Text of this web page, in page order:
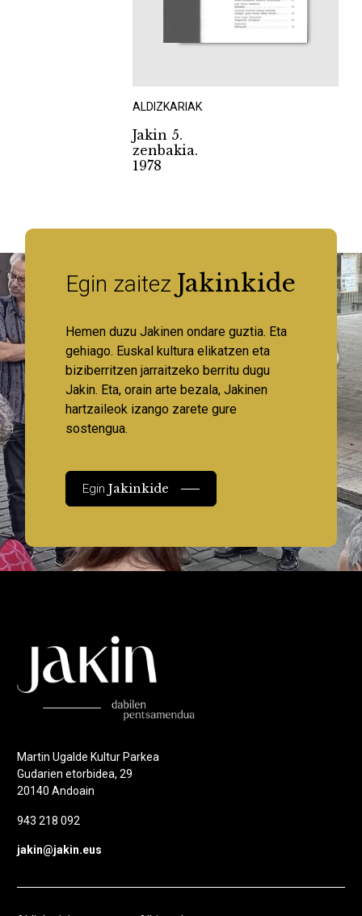
ALDIZKARIAK
Jakin 5.
zenbakia.
1978
Egin zaitez Jakinkide
Hemen duzu Jakinen ondare guztia. Eta
gehiago. Euskal kultura elikatzen eta
biziberritzen jarraitzeko berritu dugu
Jakin. Eta, orain arte bezala, Jakinen
hartzaileok izango zarete gure
sostengua.
EginJakinkide
Martin Ugalde Kultur Parkea
Gudarien etorbidea, 29
20140 Andoain
943 218 092
jakin@jakin.eus